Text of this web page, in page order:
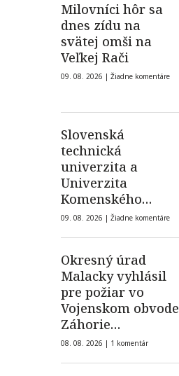
Milovníci hôr sa
dnes zídu na
svätej omši na
Veľkej Rači
09. 08. 2026 | Žiadne komentáre
Slovenská
technická
univerzita a
Univerzita
Komenského
nevyhovejú
ubytovanie na
internátoch
09. 08. 2026 | Žiadne komentáre
Okresný úrad
Malacky vyhlásil
pre požiar vo
Vojenskom obvode
Záhorie
mimoriadnu
08. 08. 2026 | 1 komentár